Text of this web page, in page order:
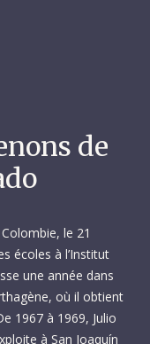
de
le 21
écoles à l’Institut
une année dans
où il obtient
1967 à 1969, Julio
à San Joaquín